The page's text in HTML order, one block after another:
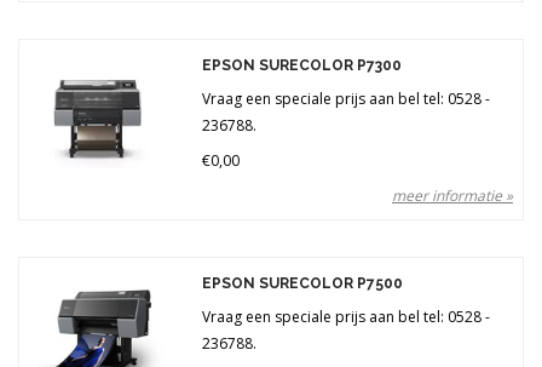
EPSON SURECOLOR P7300
Vraag een speciale prijs aan bel tel: 0528 -
236788.
€0,00
meer informatie »
EPSON SURECOLOR P7500
Vraag een speciale prijs aan bel tel: 0528 -
236788.